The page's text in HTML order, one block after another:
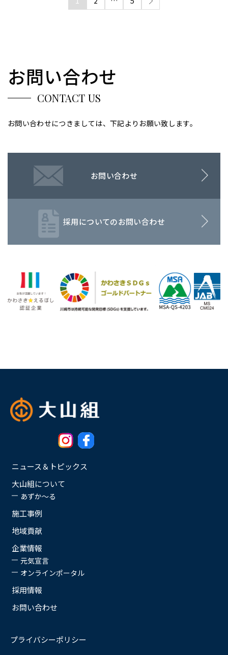
お問い合わせ
CONTACT US
お問い合わせにつきましては、下記よりお願い致します。
お問い合わせ
採用についてのお問い合わせ
ニュース＆トピックス
大山組について
あずか〜る
施工事例
地域貢献
企業情報
元気宣言
オンラインポータル
採用情報
お問い合わせ
プライバシーポリシー